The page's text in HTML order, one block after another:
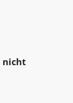
nicht